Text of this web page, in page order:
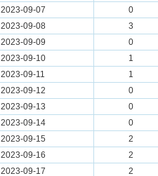
2023-09-07
0
2023-09-08
3
2023-09-09
0
2023-09-10
1
2023-09-11
1
2023-09-12
0
2023-09-13
0
2023-09-14
0
2023-09-15
2
2023-09-16
2
2023-09-17
2